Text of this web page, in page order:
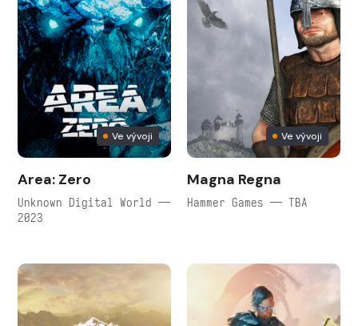
Ve vývoji
Area: Zero
Unknown Digital World —
2023
Ve vývoji
Magna Regna
Hammer Games — TBA